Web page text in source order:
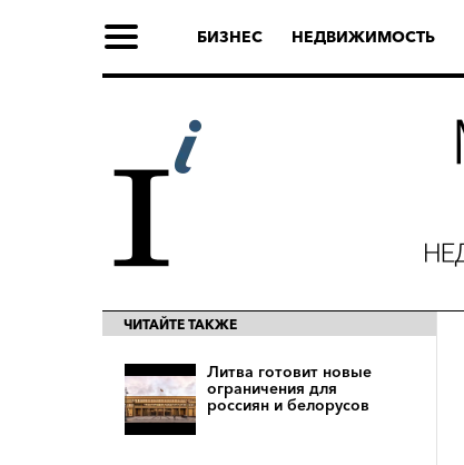
БИЗНЕС НЕДВИЖИМОСТЬ
ЧИТАЙТЕ ТАКЖЕ
Литва готовит новые
ограничения для
россиян и белорусов